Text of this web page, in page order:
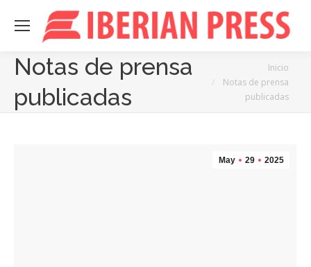
Notas de prensa
publicadas
Inicio
Notas de prensa
publicadas
May 29 2025